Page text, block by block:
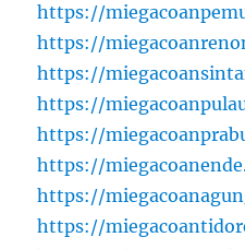
https://
https://
https://
https://
https://
https://
https://
https://